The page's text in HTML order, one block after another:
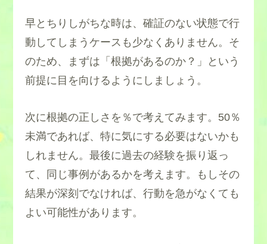
早とちりしがちな時は、確証のない状態で行
動してしまうケースも少なくありません。そ
のため、まずは「根拠があるのか？」という
前提に目を向けるようにしましょう。
次に根拠の正しさを％で考えてみます。50％
未満であれば、特に気にする必要はないかも
しれません。最後に過去の経験を振り返っ
て、同じ事例があるかを考えます。もしその
結果が深刻でなければ、行動を急がなくても
よい可能性があります。